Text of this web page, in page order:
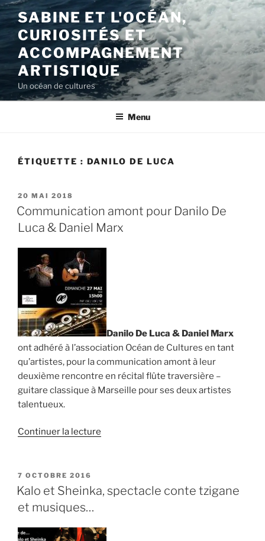
Aller
au
contenu
principal
SABINE ET L'OCÉAN,
CURIOSITÉS ET
ACCOMPAGNEMENT
ARTISTIQUE
Un océan de cultures
Menu
ÉTIQUETTE : DANILO DE LUCA
PUBLIÉ
LE
20 MAI 2018
Communication amont pour Danilo De
Luca & Daniel Marx
Danilo De Luca & Daniel Marx
ont adhéré à l’association Océan de Cultures en tant
qu’artistes, pour la communication amont à leur
deuxième rencontre en récital flûte traversière –
guitare classique à Marseille pour ses deux artistes
talentueux.
Continuer la lecture
Danilo
&
PUBLIÉ
LE
7 OCTOBRE 2016
Kalo et Sheinka, spectacle conte tzigane
et musiques…